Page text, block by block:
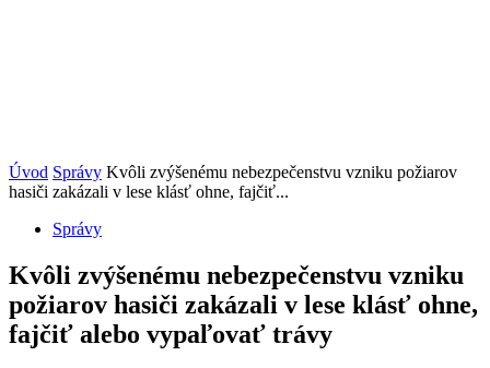
Úvod Správy Kvôli zvýšenému nebezpečenstvu vzniku požiarov
hasiči zakázali v lese klásť ohne, fajčiť...
Správy
Kvôli zvýšenému nebezpečenstvu vzniku
požiarov hasiči zakázali v lese klásť ohne,
fajčiť alebo vypaľovať trávy